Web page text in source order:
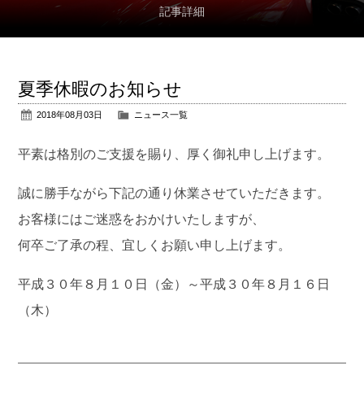
公式ブログ
お問い合わせ
記事詳細
夏季休暇のお知らせ
2018年08月03日 ニュース一覧
平素は格別のご支援を賜り、厚く御礼申し上げます。
誠に勝手ながら下記の通り休業させていただきます。
お客様にはご迷惑をおかけいたしますが、
何卒ご了承の程、宜しくお願い申し上げます。
平成３０年８月１０日（金）～平成３０年８月１６日
（木）